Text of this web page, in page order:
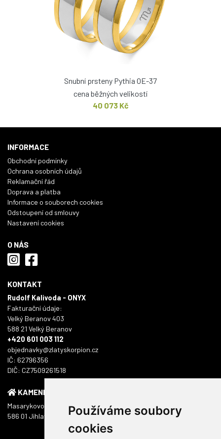
Používáme soubory
cookies
Snubní prsteny Pythia OE-37
cena běžných velikostí
40 073 Kč
INFORMACE
Obchodní podmínky
Ochrana osobních údajů
Reklamační řád
Doprava a platba
Informace o souborech cookies
Odstoupení od smlouvy
Nastavení cookies
O NÁS
KONTAKT
Rudolf Kalivoda - ONYX
Fakturační údaje:
Velký Beranov 403
588 21 Velký Beranov
+420 601 003 112
objednavky@zlatyskorpion.cz
IČ: 62796356
DIČ: CZ7509261518
KAMENNÁ PRODEJNA
Masarykovo náměstí 1217/51
586 01 Jihlava